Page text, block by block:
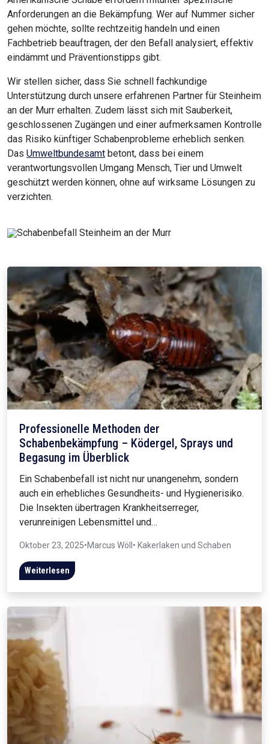
Anforderungen an die Bekämpfung. Wer auf Nummer sicher
gehen möchte, sollte rechtzeitig handeln und einen
Fachbetrieb beauftragen, der den Befall analysiert, effektiv
eindämmt und Präventionstipps gibt.
Wir stellen sicher, dass Sie schnell fachkundige
Unterstützung durch unsere erfahrenen Partner für Steinheim
an der Murr erhalten. Zudem lässt sich mit Sauberkeit,
geschlossenen Zugängen und einer aufmerksamen Kontrolle
das Risiko künftiger Schabenprobleme erheblich senken.
Das Umweltbundesamt betont, dass bei einem
verantwortungsvollen Umgang Mensch, Tier und Umwelt
geschützt werden können, ohne auf wirksame Lösungen zu
verzichten.
Professionelle Methoden der
Schabenbekämpfung – Ködergel, Sprays und
Begasung im Überblick
Ein Schabenbefall ist nicht nur unangenehm, sondern
auch ein erhebliches Gesundheits- und Hygienerisiko.
Die Insekten übertragen Krankheitserreger,
verunreinigen Lebensmittel und…
Oktober 23, 2025•Marcus Wöll • Kakerlaken und Schaben
Weiterlesen